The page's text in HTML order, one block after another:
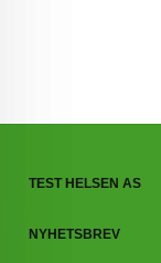
TEST HELSEN AS
NYHETSBREV